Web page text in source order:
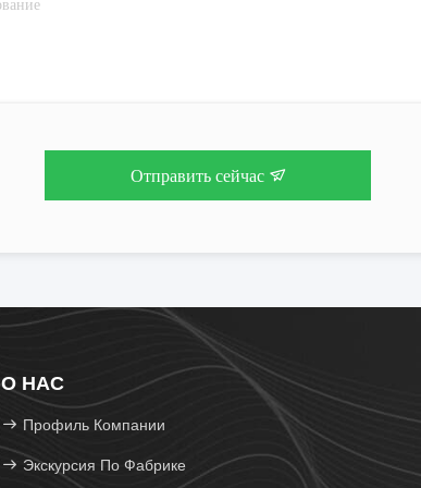
Отправить сейчас
О НАС
Профиль Компании
Экскурсия По Фабрике